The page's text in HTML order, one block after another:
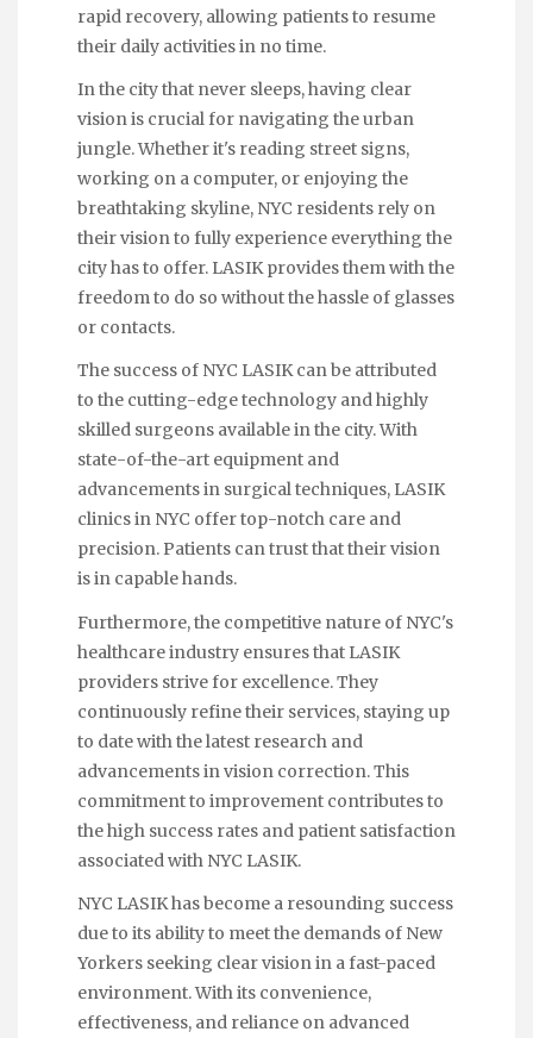
rapid recovery, allowing patients to resume
their daily activities in no time.
In the city that never sleeps, having clear
vision is crucial for navigating the urban
jungle. Whether it's reading street signs,
working on a computer, or enjoying the
breathtaking skyline, NYC residents rely on
their vision to fully experience everything the
city has to offer. LASIK provides them with the
freedom to do so without the hassle of glasses
or contacts.
The success of NYC LASIK can be attributed
to the cutting-edge technology and highly
skilled surgeons available in the city. With
state-of-the-art equipment and
advancements in surgical techniques, LASIK
clinics in NYC offer top-notch care and
precision. Patients can trust that their vision
is in capable hands.
Furthermore, the competitive nature of NYC's
healthcare industry ensures that LASIK
providers strive for excellence. They
continuously refine their services, staying up
to date with the latest research and
advancements in vision correction. This
commitment to improvement contributes to
the high success rates and patient satisfaction
associated with NYC LASIK.
NYC LASIK has become a resounding success
due to its ability to meet the demands of New
Yorkers seeking clear vision in a fast-paced
environment. With its convenience,
effectiveness, and reliance on advanced